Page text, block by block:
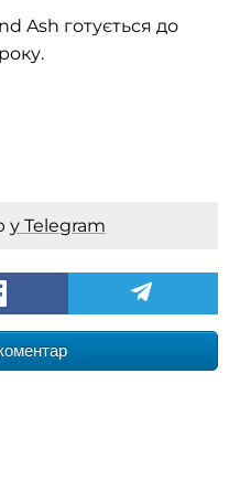
Ash готується до
у Telegram